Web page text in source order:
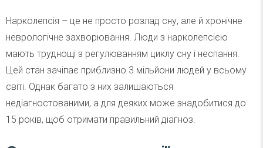
Нарколепсія – це не просто розлад сну, але й хронічне
неврологічне захворювання. Люди з нарколепсією
мають труднощі з регулюванням циклу сну і неспання.
Цей стан зачіпає приблизно 3 мільйони людей у всьому
світі. Однак багато з них залишаються
недіагностованими, а для деяких може знадобитися до
15 років, щоб отримати правильний діагноз.